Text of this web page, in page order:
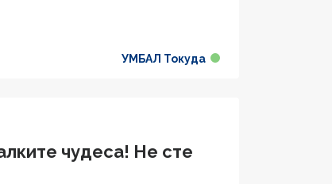
УМБАЛ Токуда
чудеса! Не сте